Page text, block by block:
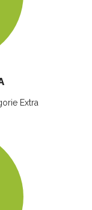
Extra